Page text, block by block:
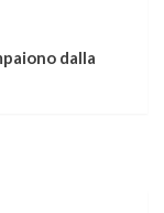
dalla